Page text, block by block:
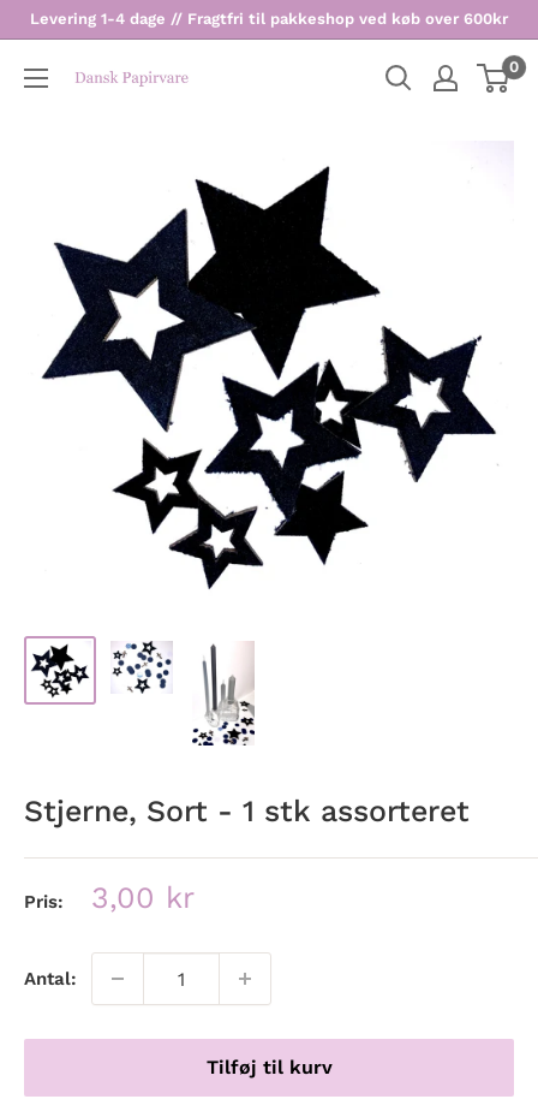
Levering 1-4 dage // Fragtfri til pakkeshop ved køb over 600kr
Dansk
0
Stjerne, Sort - 1 stk assorteret
Pris: Udsalgspris
3,00 kr
Antal:
Tilføj til kurv